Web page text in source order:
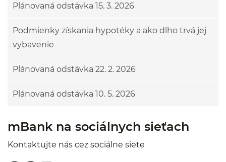
Plánovaná odstávka 15. 3. 2026
Podmienky získania hypotéky a ako dlho trvá jej
vybavenie
Plánovaná odstávka 22. 2. 2026
Plánovaná odstávka 10. 5. 2026
mBank na sociálnych sieťach
Kontaktujte nás cez sociálne siete